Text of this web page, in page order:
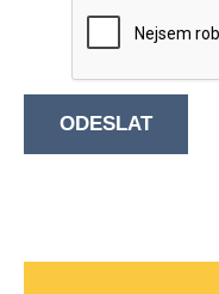
ODESLAT